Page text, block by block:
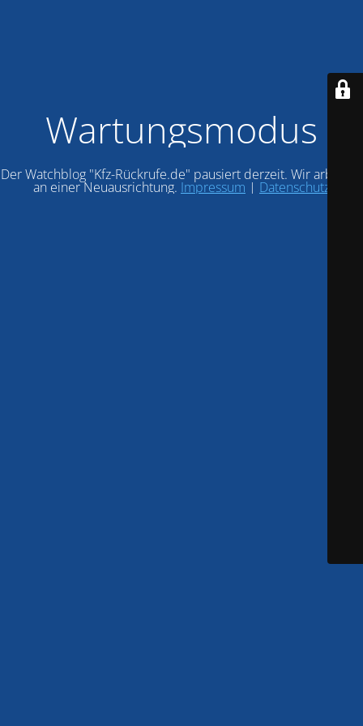
Wartungsmodus
Der Watchblog "Kfz-Rückrufe.de" pausiert derzeit. Wir arbeiten
an einer Neuausrichtung. Impressum | Datenschutz